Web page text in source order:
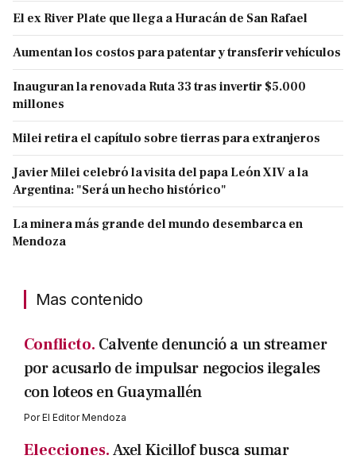
El ex River Plate que llega a Huracán de San Rafael
Aumentan los costos para patentar y transferir vehículos
Inauguran la renovada Ruta 33 tras invertir $5.000
millones
Milei retira el capítulo sobre tierras para extranjeros
Javier Milei celebró la visita del papa León XIV a la
Argentina: "Será un hecho histórico"
La minera más grande del mundo desembarca en
Mendoza
Mas contenido
Conflicto. Calvente denunció a un streamer
por acusarlo de impulsar negocios ilegales
con loteos en Guaymallén
PorEl Editor Mendoza
Elecciones.Axel Kicillof busca sumar